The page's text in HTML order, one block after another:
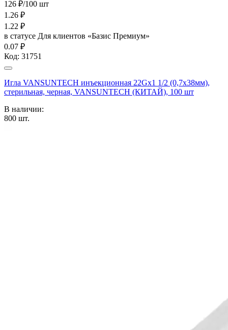
126 ₽/100 шт
1.26 ₽
1.22 ₽
в статусе Для клиентов «Базис Премиум»
0.07 ₽
Код: 31751
Игла VANSUNTECH инъекционная 22Gх1 1/2 (0,7х38мм),
стерильная, черная, VANSUNTECH (КИТАЙ), 100 шт
В наличии:
800 шт.